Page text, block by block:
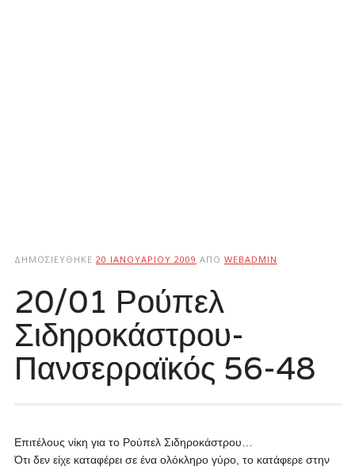
ΔΗΜΟΣΙΕΎΘΗΚΕ 20 ΙΑΝΟΥΑΡΊΟΥ 2009 ΑΠΌ WEBADMIN
20/01 Ρούπελ
Σιδηροκάστρου-
Πανσερραϊκός 56-48
Επιτέλους νίκη για το Ρούπελ Σιδηροκάστρου…
Ότι δεν είχε καταφέρει σε ένα ολόκληρο γύρο, το κατάφερε στην